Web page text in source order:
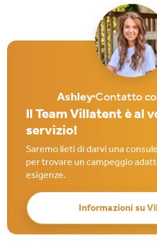
Ashley Contatto
Il Team Villatent è al
servizio!
Saremo lieti di darvi una
per trovare un campeggio
esigenze.
Informazioni su